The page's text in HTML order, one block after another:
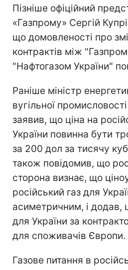
Пізніше офіційний
«Газпрому» Сергій
що домовленості про
контрактів між
"Нафтогазом України"
Раніше міністр
вугільної
заявив, що ціна на
України повинна бути
за 200 дол за тисячу
також повідомив, що
сторона визнає, що
російський газ для
асиметричним, і додав,
для України за
для споживачів Європи.
Газове питання в